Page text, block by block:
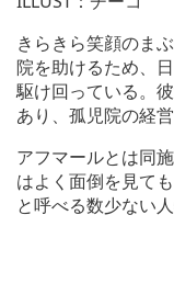
きらきら笑顔のま
院を助けるため、
駆け回っている。
あり、孤児院の経
アフマールとは同
はよく面倒を見て
と呼べる数少ない人